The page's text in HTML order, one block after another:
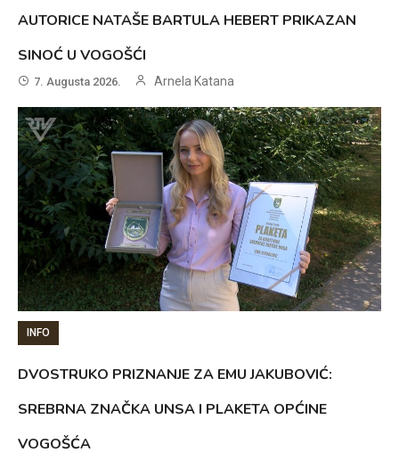
AUTORICE NATAŠE BARTULA HEBERT PRIKAZAN
SINOĆ U VOGOŠĆI
7. Augusta 2026. Arnela Katana
INFO
DVOSTRUKO PRIZNANJE ZA EMU JAKUBOVIĆ:
SREBRNA ZNAČKA UNSA I PLAKETA OPĆINE
VOGOŠĆA